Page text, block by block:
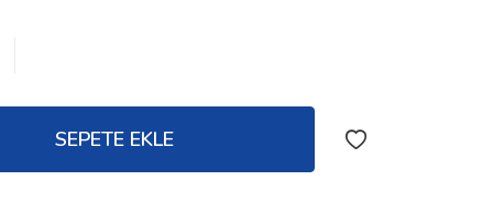
SEPETE EKLE